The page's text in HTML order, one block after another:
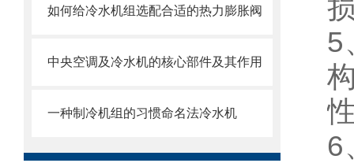
如何给冷水机组选配合适的热力膨胀阀
中央空调及冷水机的核心部件及其作用
一种制冷机组的习惯命名法冷水机
5
6